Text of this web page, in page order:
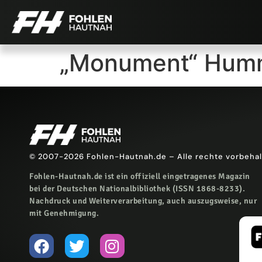
„Monument“
© 2007-2026 Fohlen-Hautnah.de – Alle rechte
Fohlen-Hautnah.de ist ein offiziell eingetragenes Magazin
bei der Deutschen Nationalbibliothek (ISSN 1868-8233).
Nachdruck und Weiterverarbeitung, auch auszugsweise, nur
mit Genehmigung.